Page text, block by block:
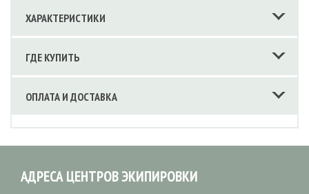
ХАРАКТЕРИСТИКИ
ГДЕ КУПИТЬ
ОПЛАТА И ДОСТАВКА
АДРЕСА ЦЕНТРОВ ЭКИПИРОВКИ